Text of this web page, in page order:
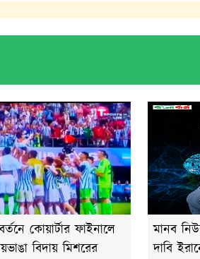
কোয়ার্টার ফাইনালে
বিদায় মিশরের
মানব
দাবি